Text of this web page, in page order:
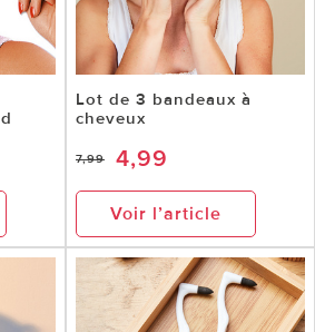
Lot de 3 bandeaux à
cheveux
7,99 4,99
Voir l’article